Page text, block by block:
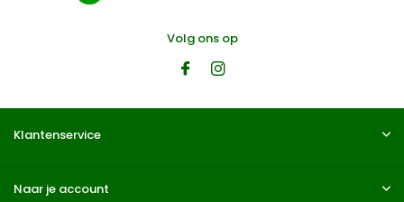
Volg ons op
Klantenservice
Naar je account